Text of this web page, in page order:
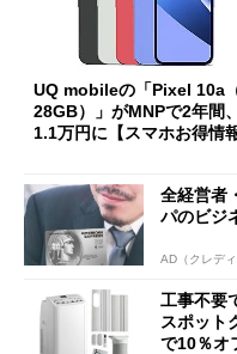
UQ mobileの「Pixel 10a
28GB）」がMNPで2年間
1.1万円に【スマホお得情報
全経営者
パのビジ
AD（クレディ
工事不要
スポット
で10％オ